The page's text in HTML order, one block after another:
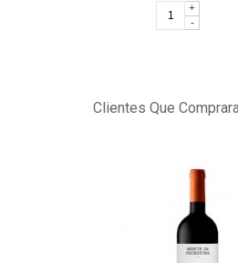
-
+
Clientes Que